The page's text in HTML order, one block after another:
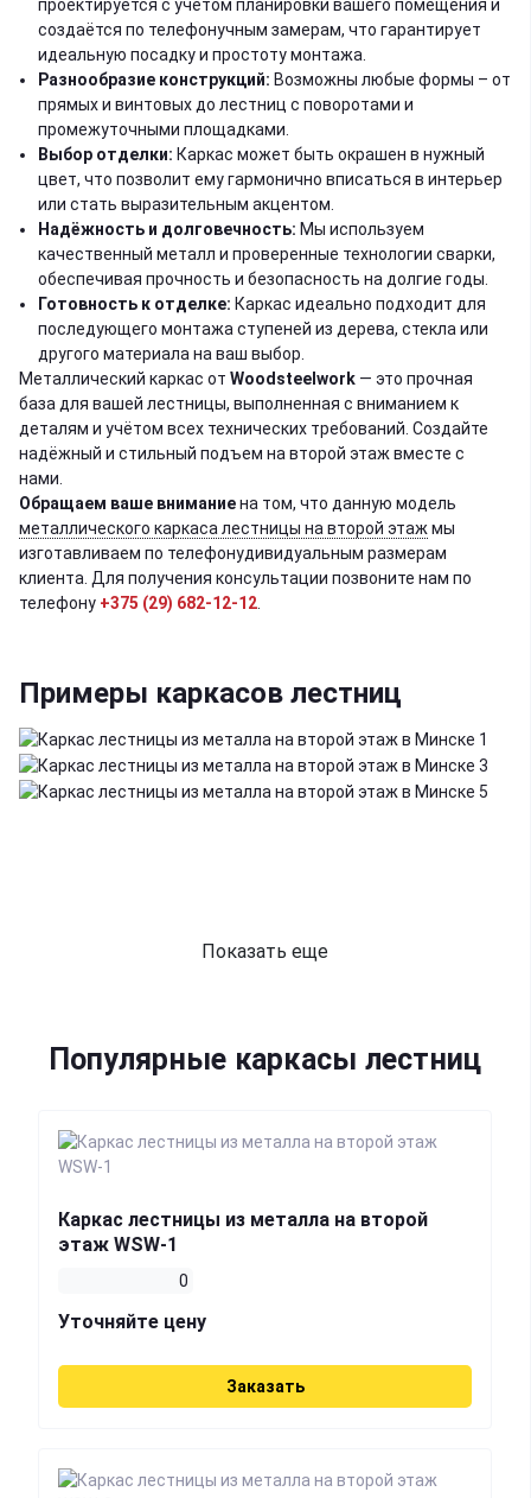
проектируется с учётом планировки вашего помещения и
создаётся по телефонучным замерам, что гарантирует
идеальную посадку и простоту монтажа.
Разнообразие конструкций: Возможны любые формы – от
прямых и винтовых до лестниц с поворотами и
промежуточными площадками.
Выбор отделки: Каркас может быть окрашен в нужный
цвет, что позволит ему гармонично вписаться в интерьер
или стать выразительным акцентом.
Надёжность и долговечность: Мы используем
качественный металл и проверенные технологии сварки,
обеспечивая прочность и безопасность на долгие годы.
Готовность к отделке: Каркас идеально подходит для
последующего монтажа ступеней из дерева, стекла или
другого материала на ваш выбор.
Металлический каркас от Woodsteelwork — это прочная
база для вашей лестницы, выполненная с вниманием к
деталям и учётом всех технических требований. Создайте
надёжный и стильный подъем на второй этаж вместе с
нами.
Обращаем ваше вниманиена том, что данную модель
металлического каркаса лестницы на второй этажмы
изготавливаем по телефонудивидуальным размерам
клиента. Для получения консультации позвоните нам по
телефону +375 (29) 682-12-12.
Примеры каркасов лестниц
Показать еще
Популярные каркасы лестниц
Каркас лестницы из металла на второй
этаж WSW-1
0
Уточняйте цену
Заказать